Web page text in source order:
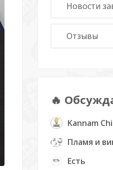
Новости
Отзывы
🔥
Kannam
Пламя и
Есть